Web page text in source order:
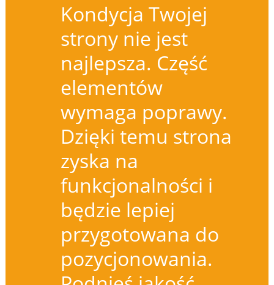
Kondycja Twojej
strony nie jest
najlepsza. Część
elementów
wymaga poprawy.
Dzięki temu strona
zyska na
funkcjonalności i
będzie lepiej
przygotowana do
pozycjonowania.